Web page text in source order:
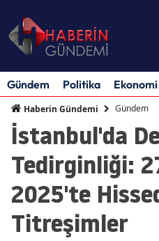
Gündem Politika Ekonomi
Haberin Gündemi Gündem
İstanbul'da
Tedirginliği:
2025'te
Titreşimler